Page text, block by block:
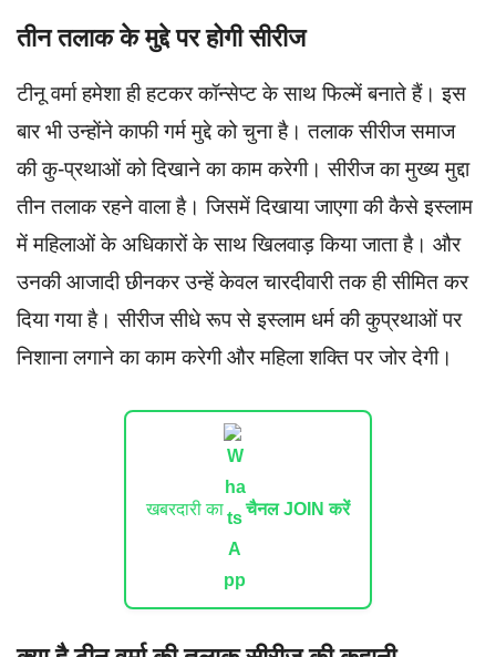
तीन तलाक के मुद्दे पर होगी सीरीज
टीनू वर्मा हमेशा ही हटकर कॉन्सेप्ट के साथ फिल्में बनाते हैं। इस
बार भी उन्होंने काफी गर्म मुद्दे को चुना है। तलाक सीरीज समाज
की कु-प्रथाओं को दिखाने का काम करेगी। सीरीज का मुख्य मुद्दा
तीन तलाक रहने वाला है। जिसमें दिखाया जाएगा की कैसे इस्लाम
में महिलाओं के अधिकारों के साथ खिलवाड़ किया जाता है। और
उनकी आजादी छीनकर उन्हें केवल चारदीवारी तक ही सीमित कर
दिया गया है। सीरीज सीधे रूप से इस्लाम धर्म की कुप्रथाओं पर
निशाना लगाने का काम करेगी और महिला शक्ति पर जोर देगी।
खबरदारी का चैनल JOIN करें